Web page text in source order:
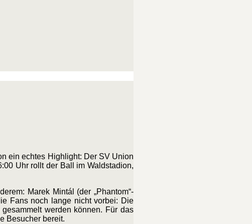
ein echtes Highlight: Der SV Union
Uhr rollt der Ball im Waldstadion,
Marek Mintál (der „Phantom“-
Fans noch lange nicht vorbei: Die
werden können. Für das
Besucher bereit.